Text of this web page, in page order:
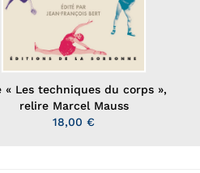
« Les techniques du corps »,
relire Marcel Mauss
18,00 €